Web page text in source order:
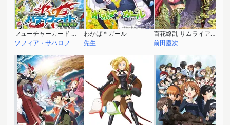
フューチャーカード バディファイト100
ソフィア・サハロフ
わかば＊ガール
先生
百花繚乱 サムライアフター
前田慶次